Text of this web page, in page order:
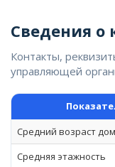
Сведения о
Контакты,
управляющей
Средний возраст
Средняя этажность